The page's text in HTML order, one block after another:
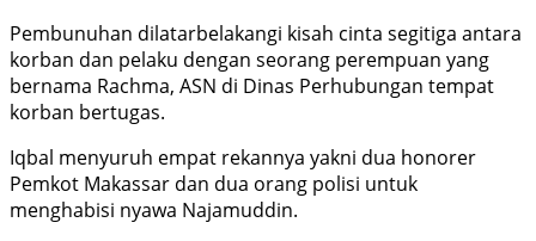
Pembunuhan dilatarbelakangi kisah cinta segitiga antara
korban dan pelaku dengan seorang perempuan yang
bernama Rachma, ASN di Dinas Perhubungan tempat
korban bertugas.
Iqbal menyuruh empat rekannya yakni dua honorer
Pemkot Makassar dan dua orang polisi untuk
menghabisi nyawa Najamuddin.